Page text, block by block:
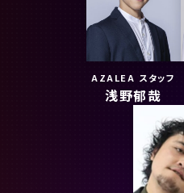
AZALEA スタッフ
浅野郁哉